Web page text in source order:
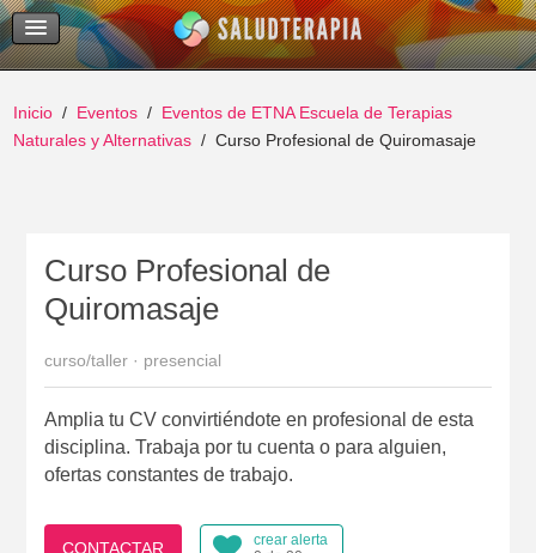
Temas Recientes
Buscar
Inicio Eventos
Eventos de ETNA Escuela de Terapias
Naturales y Alternativas
Curso Profesional de Quiromasaje
Curso Profesional de
Quiromasaje
curso/taller · presencial
Amplia tu CV convirtiéndote en profesional de esta
disciplina. Trabaja por tu cuenta o para alguien,
ofertas constantes de trabajo.
CONTACTAR
crear alerta